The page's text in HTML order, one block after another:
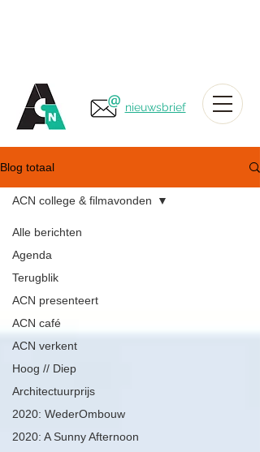
nieuwsbrief
Blog totaal
Alle berichten
Agenda
Terugblik
ACN presenteert
ACN café
ACN verkent
Hoog // Diep
Architectuurprijs
2020: WederOmbouw
2020: A Sunny Afternoon
ACN college & filmavonden